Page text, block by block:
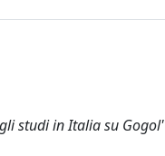
studi in Italia su Gogol'